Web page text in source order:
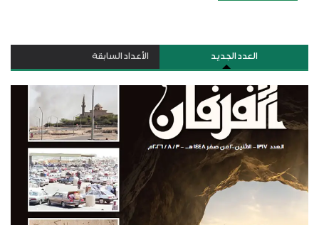
العدد الجديد الأعداد السابقة